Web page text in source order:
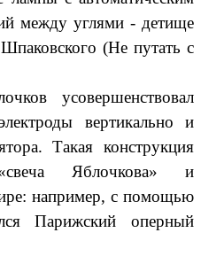
между углями - детище
(Не путать с
усовершенствовал
вертикально и
Такая конструкция
Яблочкова» и
например, с помощью
Парижский оперный